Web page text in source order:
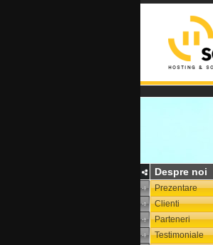
Despre noi
Prezentare
Clienti
Parteneri
Testimoniale